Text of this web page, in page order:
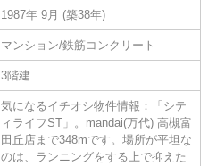
1987年 9月 (築38年)
マンション/鉄筋コンクリート
3階建
気になるイチオシ物件情報：「シテ
ィライフST」。mandai(万代) 高槻富
田丘店まで348mです。場所が平坦な
のは、ランニングをする上で抑えた